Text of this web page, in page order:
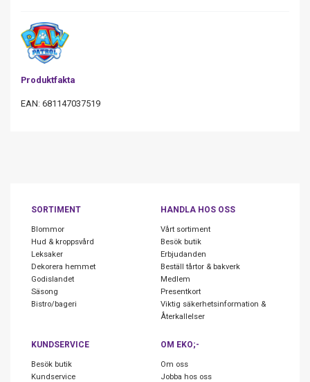
Produktfakta
EAN: 681147037519
SORTIMENT
Blommor
Hud & kroppsvård
Leksaker
Dekorera hemmet
Godislandet
Säsong
Bistro/bageri
HANDLA HOS OSS
Vårt sortiment
Besök butik
Erbjudanden
Beställ tårtor & bakverk
Medlem
Presentkort
Viktig säkerhetsinformation &
Återkallelser
KUNDSERVICE
Besök butik
Kundservice
OM EKO;-
Om oss
Jobba hos oss